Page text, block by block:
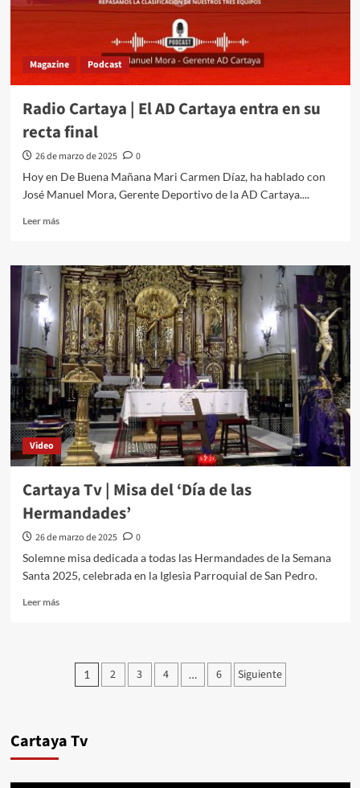
Magazine Podcast
Radio Cartaya | El AD Cartaya entra en su
recta final
26 de marzo de 2025
0
Hoy en De Buena Mañana Mari Carmen Díaz, ha hablado con
José Manuel Mora, Gerente Deportivo de la AD Cartaya....
Leer más
Video
Cartaya Tv | Misa del ‘Día de las
Hermandades’
26 de marzo de 2025
0
Solemne misa dedicada a todas las Hermandades de la Semana
Santa 2025, celebrada en la Iglesia Parroquial de San Pedro.
Leer más
1 2 3 4 … 6 Siguiente
Cartaya Tv